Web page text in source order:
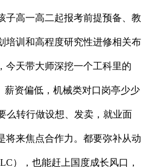
子高一高二起报考前提预备、教
培训和高程度研究性进修相关布
今天带大师深挖一个工科里的
资偏低，机械类对口岗亭少少
么转行做设想、发卖，就业面
将来焦点合作力。都要弥补从动
），也能赶上国度成长风口，